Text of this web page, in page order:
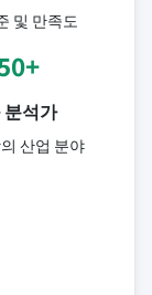
및 만족도
분석가
산업 분야